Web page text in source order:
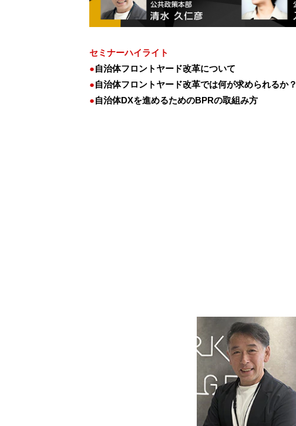
セミナーハイライト
●自治体フロントヤード改革について
●自治体フロントヤード改革では何が求められるか？
●自治体DXを進めるためのBPRの取組み方